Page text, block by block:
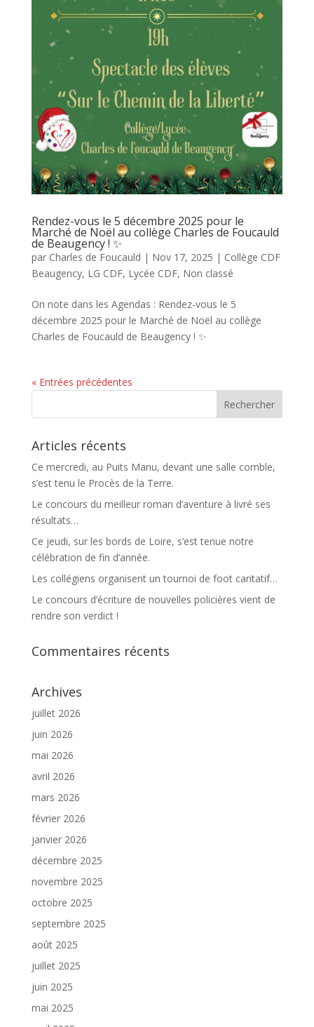
Rendez-vous le 5 décembre 2025 pour le
Marché de Noël au collège Charles de Foucauld
de Beaugency ! ✨
par Charles de Foucauld | Nov 17, 2025 | Collège CDF
Beaugency, LG CDF, Lycée CDF, Non classé
On note dans les Agendas : Rendez-vous le 5
décembre 2025 pour le Marché de Noël au collège
Charles de Foucauld de Beaugency ! ✨
« Entrées précédentes
Articles récents
Ce mercredi, au Puits Manu, devant une salle comble,
s’est tenu le Procès de la Terre.
Le concours du meilleur roman d’aventure à livré ses
résultats…
Ce jeudi, sur les bords de Loire, s’est tenue notre
célébration de fin d’année.
Les collégiens organisent un tournoi de foot caritatif…
Le concours d’écriture de nouvelles policières vient de
rendre son verdict !
Commentaires récents
Archives
juillet 2026
juin 2026
mai 2026
avril 2026
mars 2026
février 2026
janvier 2026
décembre 2025
novembre 2025
octobre 2025
septembre 2025
août 2025
juillet 2025
juin 2025
mai 2025